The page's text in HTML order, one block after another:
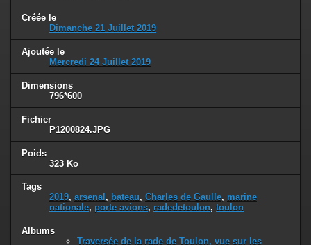
Créée le
Dimanche 21 Juillet 2019
Ajoutée le
Mercredi 24 Juillet 2019
Dimensions
796*600
Fichier
P1200824.JPG
Poids
323 Ko
Tags
2019, arsenal , bateau, Charles de Gaulle, marine
nationale, porte avions, radedetoulon, toulon
Albums
Traversée de la rade de Toulon, vue sur les